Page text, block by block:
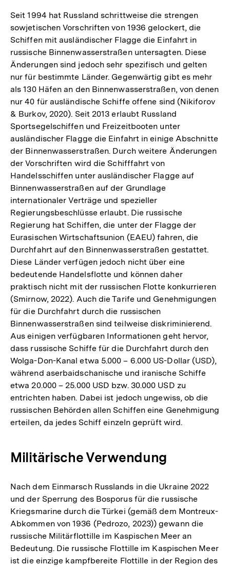
Seit 1994 hat Russland schrittweise die strengen
sowjetischen Vorschriften von 1936 gelockert, die
Schiffen mit ausländischer Flagge die Einfahrt in
russische Binnenwasserstraßen untersagten. Diese
Änderungen sind jedoch sehr spezifisch und gelten
nur für bestimmte Länder. Gegenwärtig gibt es mehr
als 130 Häfen an den Binnenwasserstraßen, von denen
nur 40 für ausländische Schiffe offene sind (Nikiforov
& Burkov, 2020). Seit 2013 erlaubt Russland
Sportsegelschiffen und Freizeitbooten unter
ausländischer Flagge die Einfahrt in einige Abschnitte
der Binnenwasserstraßen. Durch weitere Änderungen
der Vorschriften wird die Schifffahrt von
Handelsschiffen unter ausländischer Flagge auf
Binnenwasserstraßen auf der Grundlage
internationaler Verträge und spezieller
Regierungsbeschlüsse erlaubt. Die russische
Regierung hat Schiffen, die unter der Flagge der
Eurasischen Wirtschaftsunion (EAEU) fahren, die
Durchfahrt auf den Binnenwasserstraßen gestattet.
Diese Länder verfügen jedoch nicht über eine
bedeutende Handelsflotte und können daher
praktisch nicht mit der russischen Flotte konkurrieren
(Smirnow, 2022). Auch die Tarife und Genehmigungen
für die Durchfahrt durch die russischen
Binnenwasserstraßen sind teilweise diskriminierend.
Aus einigen verfügbaren Informationen geht hervor,
dass russische Schiffe für die Durchfahrt durch den
Wolga-Don-Kanal etwa 5.000 – 6.000 US-Dollar (USD),
während aserbaidschanische und iranische Schiffe
etwa 20.000 – 25.000 USD bzw. 30.000 USD zu
entrichten haben. Dabei ist jedoch ungewiss, ob die
russischen Behörden allen Schiffen eine Genehmigung
erteilen, da jedes Schiff einzeln geprüft wird.
Militärische Verwendung
Nach dem Einmarsch Russlands in die Ukraine 2022
und der Sperrung des Bosporus für die russische
Kriegsmarine durch die Türkei (gemäß dem Montreux-
Abkommen von 1936 (Pedrozo, 2023)) gewann die
russische Militärflottille im Kaspischen Meer an
Bedeutung. Die russische Flottille im Kaspischen Meer
ist die einzige kampfbereite Flottille in der Region des